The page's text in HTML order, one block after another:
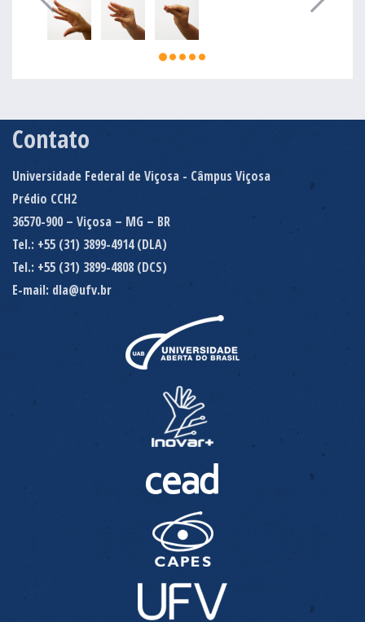
Contato
Universidade Federal de Viçosa - Câmpus Viçosa
Prédio CCH2
36570-900 – Viçosa – MG – BR
Tel.: +55 (31) 3899-4914 (DLA)
Tel.: +55 (31) 3899-4808 (DCS)
E-mail: dla@ufv.br